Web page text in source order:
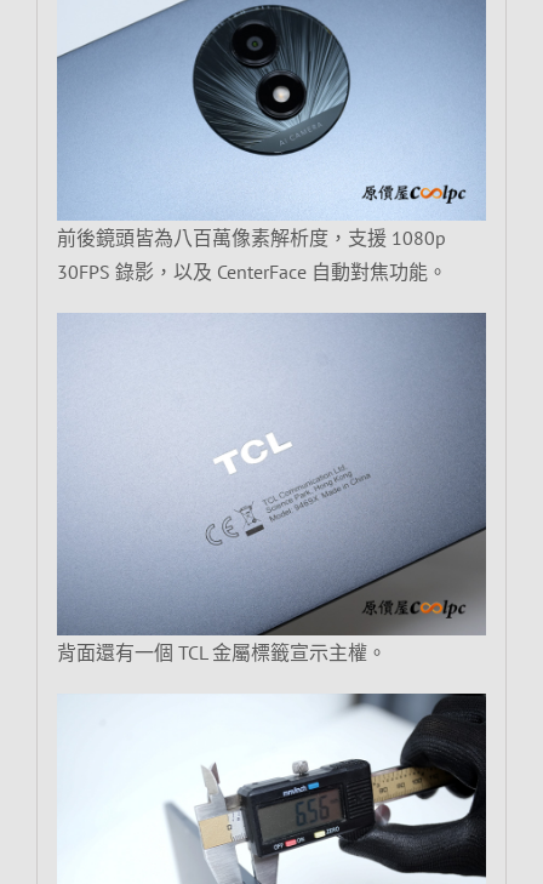
前後鏡頭皆為八百萬像素解析度，支援 1080p
30FPS 錄影，以及 CenterFace 自動對焦功能。
背面還有一個 TCL 金屬標籤宣示主權。